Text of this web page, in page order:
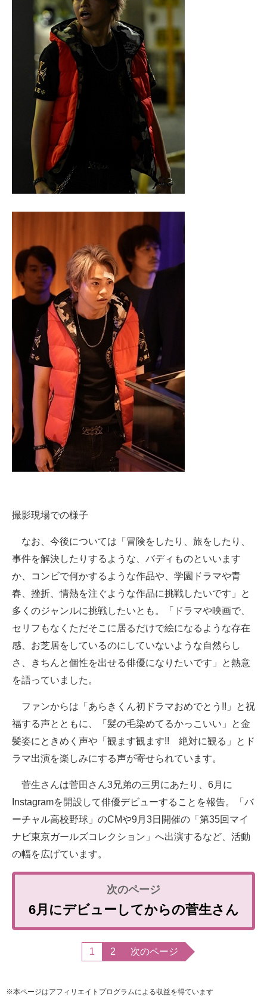
撮影現場での様子
なお、今後については「冒険をしたり、旅をしたり、
事件を解決したりするような、バディものといいます
か、コンビで何かするような作品や、学園ドラマや青
春、挫折、情熱を注ぐような作品に挑戦したいです」と
多くのジャンルに挑戦したいとも。「ドラマや映画で、
セリフもなくただそこに居るだけで絵になるような存在
感、お芝居をしているのにしていないような自然らし
さ、きちんと個性を出せる俳優になりたいです」と熱意
を語っていました。
ファンからは「あらきくん初ドラマおめでとう!!」と祝
福する声とともに、「髪の毛染めてるかっこいい」と金
髪姿にときめく声や「観ます観ます!! 絶対に観る」とド
ラマ出演を楽しみにする声が寄せられています。
菅生さんは菅田さん3兄弟の三男にあたり、6月に
Instagramを開設して俳優デビューすることを報告。「バ
ーチャル高校野球」のCMや9月3日開催の「第35回マイ
ナビ東京ガールズコレクション」へ出演するなど、活動
の幅を広げています。
6月にデビューしてからの菅生さん
1 2 次のページ
※本ページはアフィリエイトプログラムによる収益を得ています